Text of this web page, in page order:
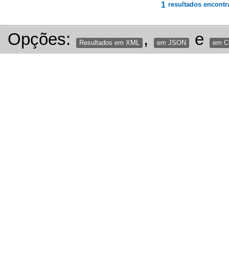
1 resultados
Opções: Resultados em XML , em JSON e em